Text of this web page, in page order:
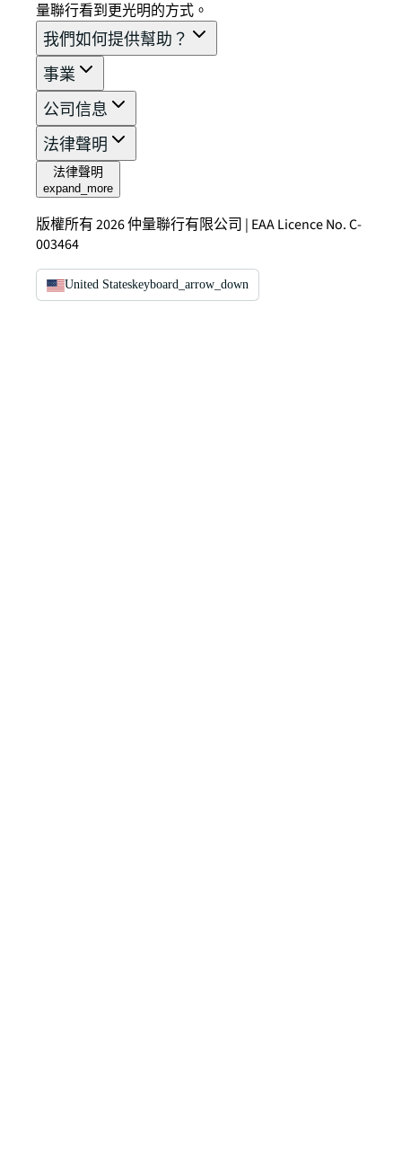
量聯行看到更光明的方式。
我們如何提供幫助？
事業
公司信息
法律聲明
法律聲明
expand_more
版權所有 2026 仲量聯行有限公司 | EAA Licence No. C-
003464
United Stateskeyboard_arrow_down